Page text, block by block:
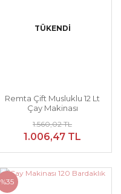
TÜKENDİ
Remta Çift Musluklu 12 Lt
Çay Makinası
1.560,02 TL
1.006,47 TL
%35